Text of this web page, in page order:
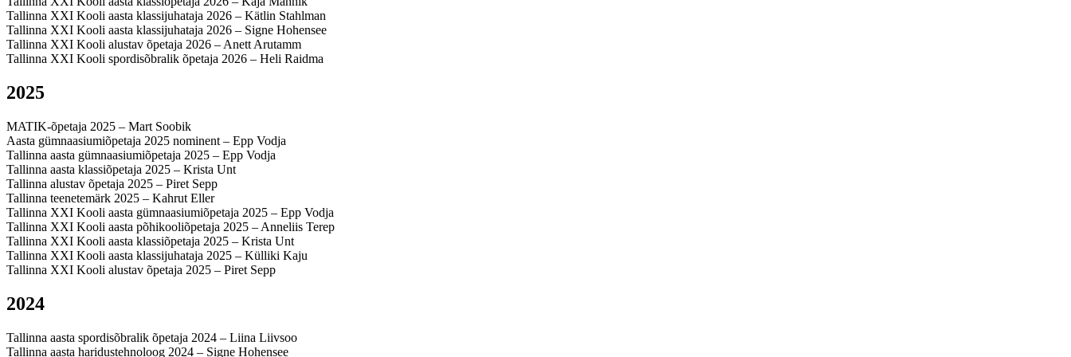
Tallinna XXI Kooli aasta klassijuhataja 2026 – Kätlin Stahlman
Tallinna XXI Kooli aasta klassijuhataja 2026 – Signe Hohensee
Tallinna XXI Kooli alustav õpetaja 2026 – Anett Arutamm
Tallinna XXI Kooli spordisõbralik õpetaja 2026 – Heli Raidma
2025
MATIK-õpetaja 2025 – Mart Soobik
Aasta gümnaasiumiõpetaja 2025 nominent – Epp Vodja
Tallinna aasta gümnaasiumiõpetaja 2025 – Epp Vodja
Tallinna aasta klassiõpetaja 2025 – Krista Unt
Tallinna alustav õpetaja 2025 – Piret Sepp
Tallinna teenetemärk 2025 – Kahrut Eller
Tallinna XXI Kooli aasta gümnaasiumiõpetaja 2025 – Epp Vodja
Tallinna XXI Kooli aasta põhikooliõpetaja 2025 – Anneliis Terep
Tallinna XXI Kooli aasta klassiõpetaja 2025 – Krista Unt
Tallinna XXI Kooli aasta klassijuhataja 2025 – Külliki Kaju
Tallinna XXI Kooli alustav õpetaja 2025 – Piret Sepp
2024
Tallinna aasta spordisõbralik õpetaja 2024 – Liina Liivsoo
Tallinna aasta haridustehnoloog 2024 – Signe Hohensee